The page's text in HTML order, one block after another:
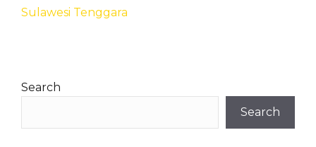
Sulawesi Tenggara
Search
Search